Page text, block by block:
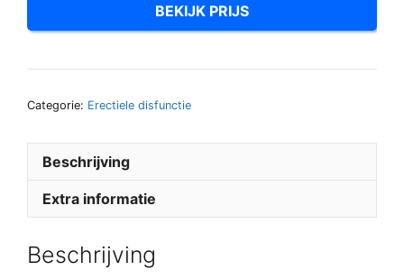
BEKIJK PRIJS
Categorie: Erectiele disfunctie
Beschrijving
Extra informatie
Beschrijving